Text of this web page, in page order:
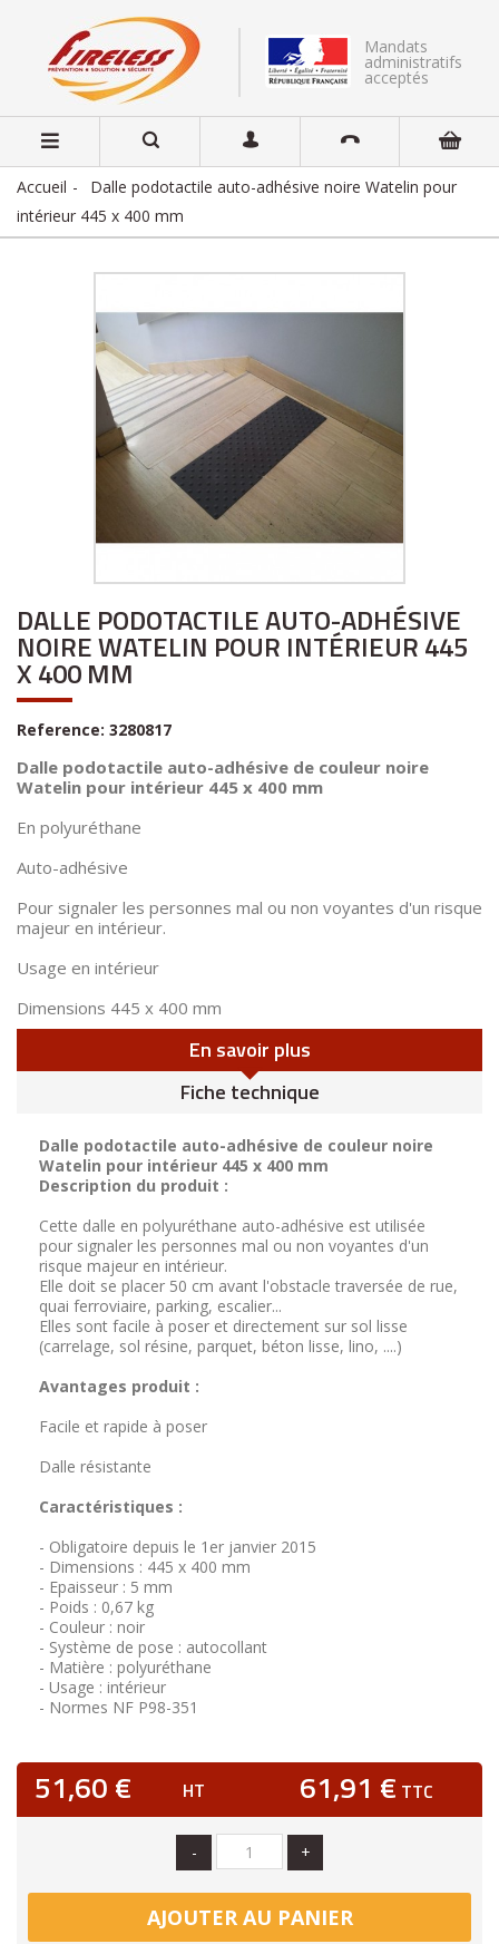
Mandats
administratifs
acceptés
Accueil
Dalle podotactile auto-adhésive noire Watelin pour
intérieur 445 x 400 mm
DALLE PODOTACTILE AUTO-ADHÉSIVE
NOIRE WATELIN POUR INTÉRIEUR 445
X 400 MM
Reference: 3280817
Dalle podotactile auto-adhésive de couleur noire
Watelin pour intérieur 445 x 400 mm
En polyuréthane
Auto-adhésive
Pour signaler les personnes mal ou non voyantes d'un risque
majeur en intérieur.
Usage en intérieur
Dimensions 445 x 400 mm
En savoir plus
Fiche technique
Dalle podotactile auto-adhésive de couleur noire
Watelin pour intérieur 445 x 400 mm
Description du produit :
Cette dalle en polyuréthane auto-adhésive est utilisée
pour signaler les personnes mal ou non voyantes d'un
risque majeur en intérieur.
Elle doit se placer 50 cm avant l'obstacle traversée de rue,
quai ferroviaire, parking, escalier...
Elles sont facile à poser et directement sur sol lisse
(carrelage, sol résine, parquet, béton lisse, lino, ....)
Avantages produit :
Facile et rapide à poser
Dalle résistante
Caractéristiques :
- Obligatoire depuis le 1er janvier 2015
- Dimensions : 445 x 400 mm
- Epaisseur : 5 mm
- Poids : 0,67 kg
- Couleur : noir
- Système de pose : autocollant
- Matière : polyuréthane
- Usage : intérieur
- Normes NF P98-351
51,60 € HT 61,91 € TTC
- +
AJOUTER AU PANIER